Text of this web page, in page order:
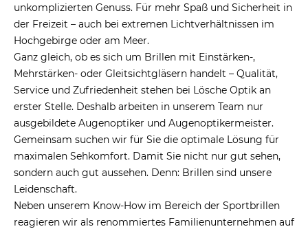
unkomplizierten Genuss. Für mehr Spaß und Sicherheit in
der Freizeit – auch bei extremen Lichtverhältnissen im
Hochgebirge oder am Meer.
Ganz gleich, ob es sich um Brillen mit Einstärken-,
Mehrstärken- oder Gleitsichtgläsern handelt – Qualität,
Service und Zufriedenheit stehen bei Lösche Optik an
erster Stelle. Deshalb arbeiten in unserem Team nur
ausgebildete Augenoptiker und Augenoptikermeister.
Gemeinsam suchen wir für Sie die optimale Lösung für
maximalen Sehkomfort. Damit Sie nicht nur gut sehen,
sondern auch gut aussehen. Denn: Brillen sind unsere
Leidenschaft.
Neben unserem Know-How im Bereich der Sportbrillen
reagieren wir als renommiertes Familienunternehmen auf